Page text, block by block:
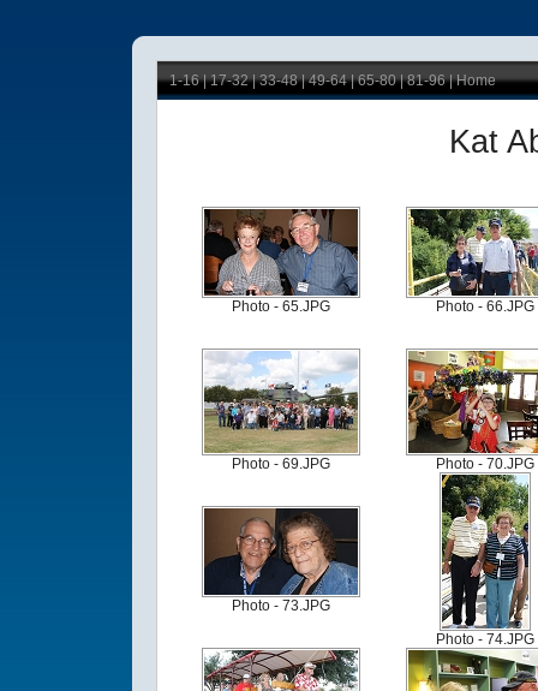
1-16|17-32|33-48|49-64| 65-80 |81-96|Home
Kat
Photo - 65.JPG Photo - 66.JPG
Photo - 69.JPG Photo - 70.JPG
Photo - 73.JPG
Photo - 74.JPG